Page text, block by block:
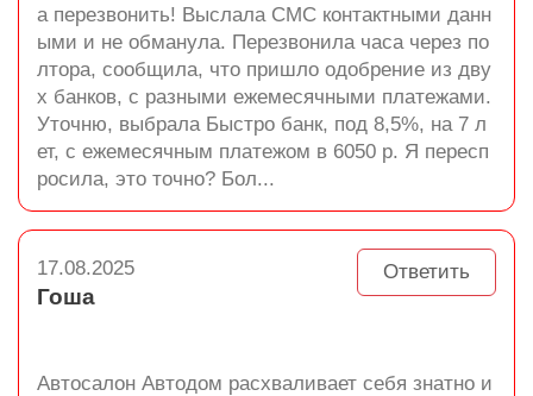
а перезвонить! Выслала СМС контактными данн
ыми и не обманула. Перезвонила часа через по
лтора, сообщила, что пришло одобрение из дву
х банков, с разными ежемесячными платежами.
Уточню, выбрала Быстро банк, под 8,5%, на 7 л
ет, с ежемесячным платежом в 6050 р. Я пересп
росила, это точно? Бол...
Ответить
17.08.2025
Гоша
Автосалон Автодом расхваливает себя знатно и